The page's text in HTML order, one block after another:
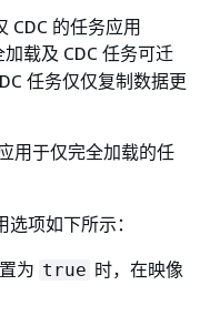
CDC 的任务应用
载及 CDC 任务可迁
任务仅仅复制数据更
用于仅完全加载的任
选项如下所示：
为 true 时，在映像